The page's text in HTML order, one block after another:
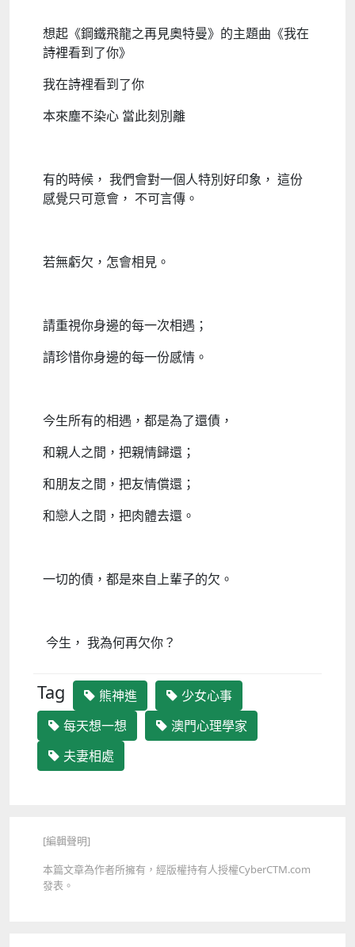
想起《鋼鐵飛龍之再見奧特曼》的主題曲《我在
詩裡看到了你》
我在詩裡看到了你
本來塵不染心 當此刻別離
有的時候， 我們會對一個人特別好印象， 這份
感覺只可意會， 不可言傳。
若無虧欠，怎會相見。
請重視你身邊的每一次相遇；
請珍惜你身邊的每一份感情。
今生所有的相遇，都是為了還債，
和親人之間，把親情歸還；
和朋友之間，把友情償還；
和戀人之間，把肉體去還。
一切的債，都是來自上輩子的欠。
今生， 我為何再欠你？
Tag 熊神進
少女心事
每天想一想
澳門心理學家
夫妻相處
[編輯聲明]
本篇文章為作者所擁有，經版權持有人授權CyberCTM.com
發表。